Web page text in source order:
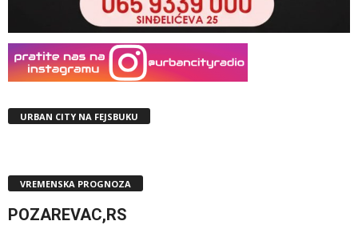
URBAN CITY NA FEJSBUKU
VREMENSKA PROGNOZA
POZAREVAC,RS